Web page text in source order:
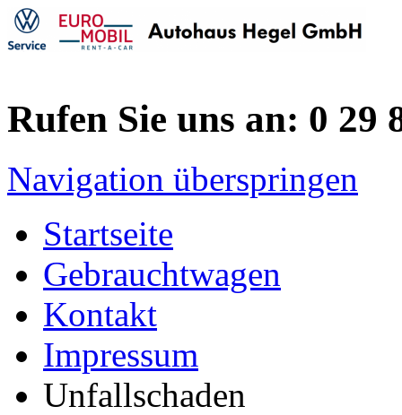
Rufen Sie uns an: 0 29
Navigation überspringen
Startseite
Gebrauchtwagen
Kontakt
Impressum
Unfallschaden